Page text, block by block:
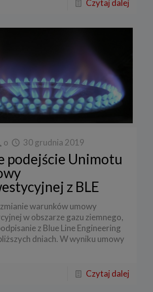
Czytaj dalej
o 30 grudnia 2019
podejście Unimotu
z BLE
warunków umowy
w obszarze gazu ziemnego,
z Blue Line Engineering
dniach. W wyniku umowy
Czytaj dalej